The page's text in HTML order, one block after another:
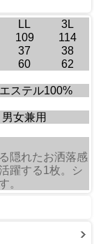
LL
3L
109
114
37
38
60 62
ステル100%
男女兼用
隠れたお洒落感
躍する1枚。シ
。